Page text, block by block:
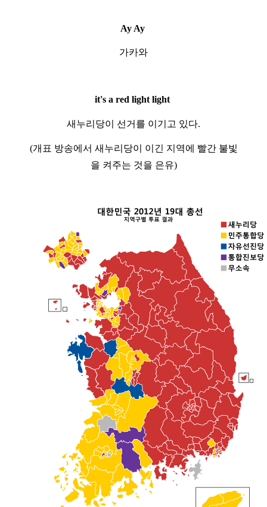
Ay Ay
가카와
it's a red light light
새누리당이 선거를 이기고 있다.
(개표 방송에서 새누리당이 이긴 지역에 빨간 불빛
을 켜주는 것을 은유)